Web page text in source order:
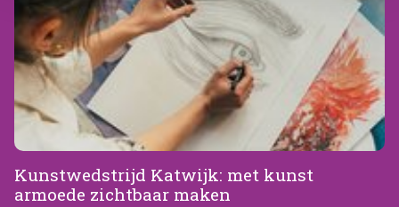
Kunstwedstrijd Katwijk: met kunst
armoede zichtbaar maken